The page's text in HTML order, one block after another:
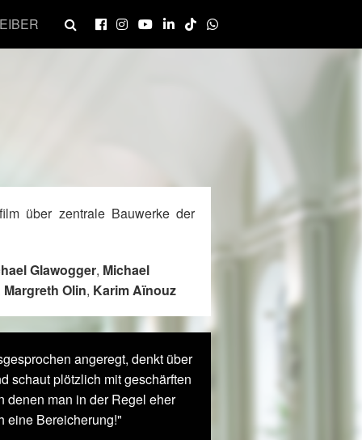
über zentrale Bauwerke der
Glawogger, Michael
Margreth Olin, Karim Aïnouz
angeregt, denkt über
schaut plötzlich mit geschärften
denen man in der Regel eher
eine Bereicherung!"